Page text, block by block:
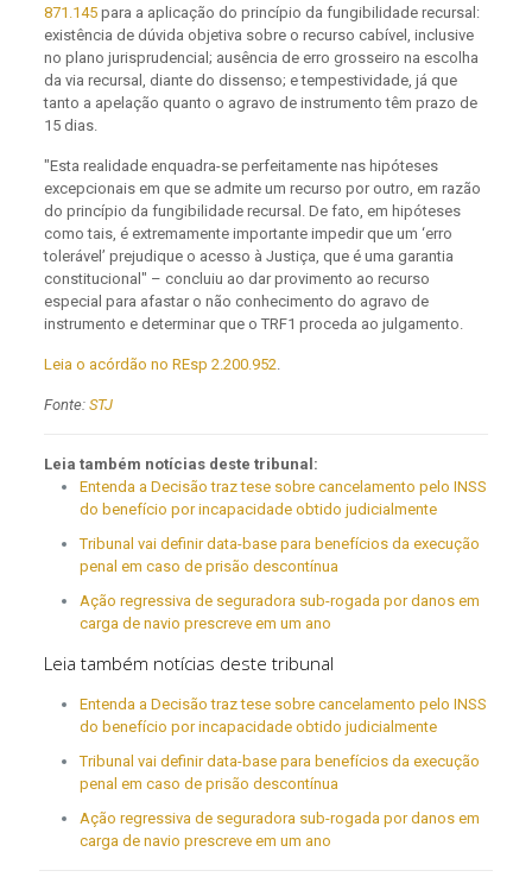
871.145para a aplicação do princípio da fungibilidade recursal:
existência de dúvida objetiva sobre o recurso cabível, inclusive
no plano jurisprudencial; ausência de erro grosseiro na escolha
da via recursal, diante do dissenso; e tempestividade, já que
tanto a apelação quanto o agravo de instrumento têm prazo de
15 dias.
"Esta realidade enquadra-se perfeitamente nas hipóteses
excepcionais em que se admite um recurso por outro, em razão
do princípio da fungibilidade recursal. De fato, em hipóteses
como tais, é extremamente importante impedir que um ‘erro
tolerável’ prejudique o acesso à Justiça, que é uma garantia
constitucional" – concluiu ao dar provimento ao recurso
especial para afastar o não conhecimento do agravo de
instrumento e determinar que o TRF1 proceda ao julgamento.
Leia o acórdão no REsp 2.200.952.
Fonte: STJ
Leia também notícias deste tribunal:
Entenda a Decisão traz tese sobre cancelamento pelo INSS
do benefício por incapacidade obtido judicialmente
Tribunal vai definir data-base para benefícios da execução
penal em caso de prisão descontínua
Ação regressiva de seguradora sub-rogada por danos em
carga de navio prescreve em um ano
Leia também notícias deste tribunal
Entenda a Decisão traz tese sobre cancelamento pelo INSS
do benefício por incapacidade obtido judicialmente
Tribunal vai definir data-base para benefícios da execução
penal em caso de prisão descontínua
Ação regressiva de seguradora sub-rogada por danos em
carga de navio prescreve em um ano